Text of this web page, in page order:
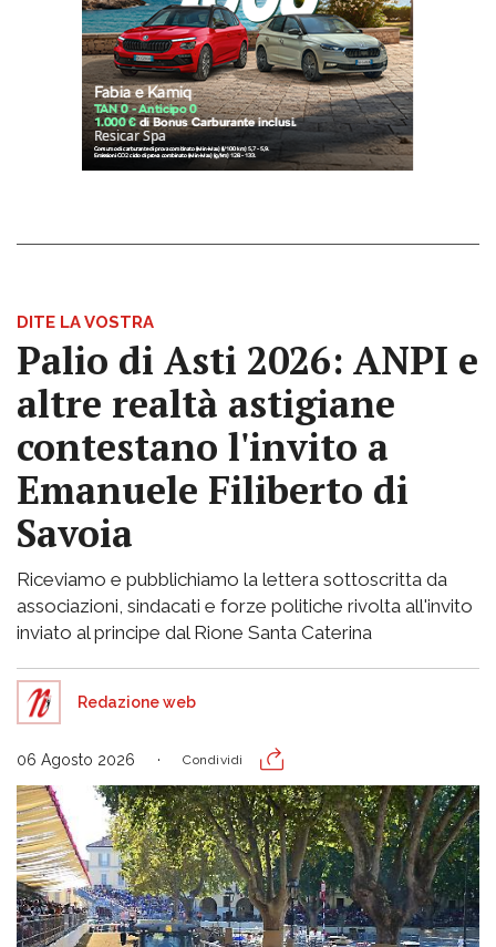
DITE LA VOSTRA
Palio di Asti 2026: ANPI e
altre realtà astigiane
contestano l'invito a
Emanuele Filiberto di
Savoia
Riceviamo e pubblichiamo la lettera sottoscritta da
associazioni, sindacati e forze politiche rivolta all'invito
inviato al principe dal Rione Santa Caterina
Redazione web
06 Agosto 2026 Condividi